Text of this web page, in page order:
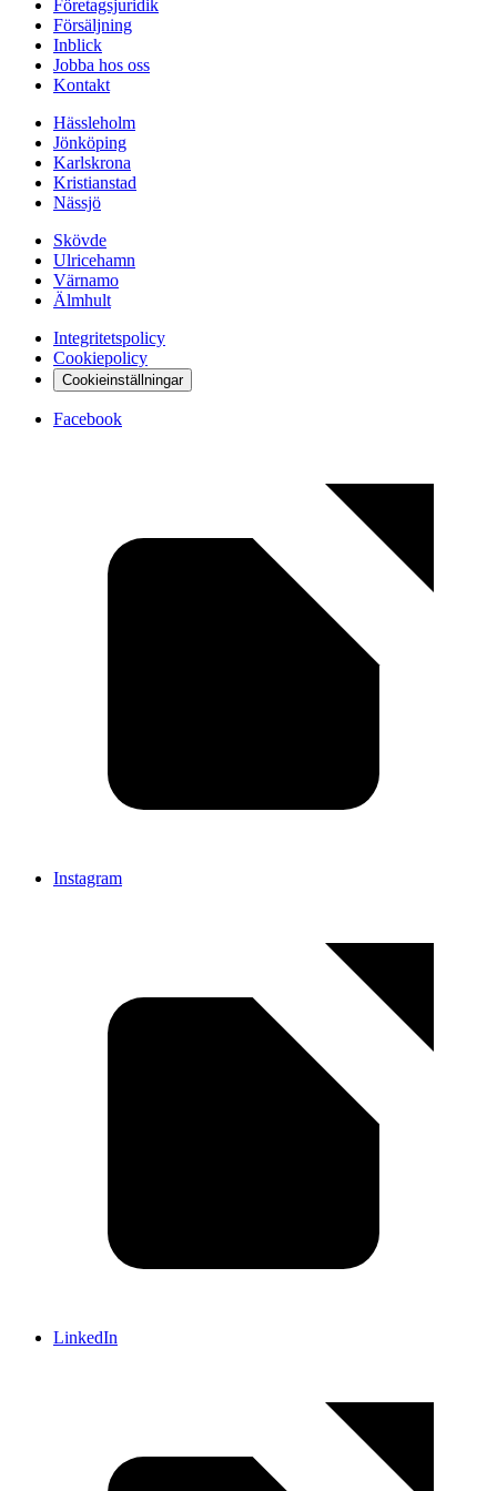
Företagsjuridik
Försäljning
Inblick
Jobba hos oss
Kontakt
Hässleholm
Jönköping
Karlskrona
Kristianstad
Nässjö
Skövde
Ulricehamn
Värnamo
Älmhult
Integritetspolicy
Cookiepolicy
Cookieinställningar
Facebook
Instagram
LinkedIn